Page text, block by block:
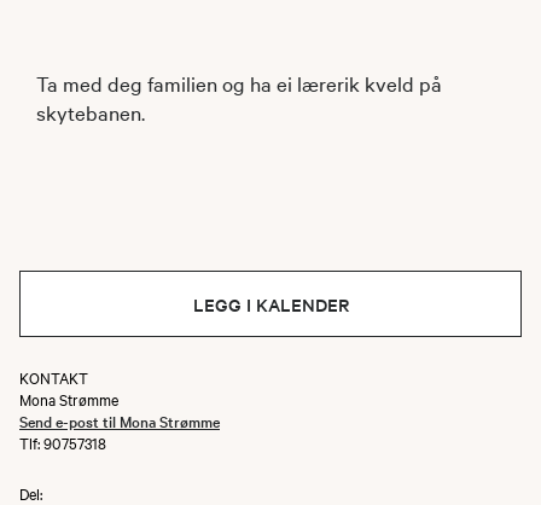
Ta med deg familien og ha ei lærerik kveld på
skytebanen.
LEGG I KALENDER
KONTAKT
Mona Strømme
Send e-post til Mona Strømme
Tlf: 90757318
Del: